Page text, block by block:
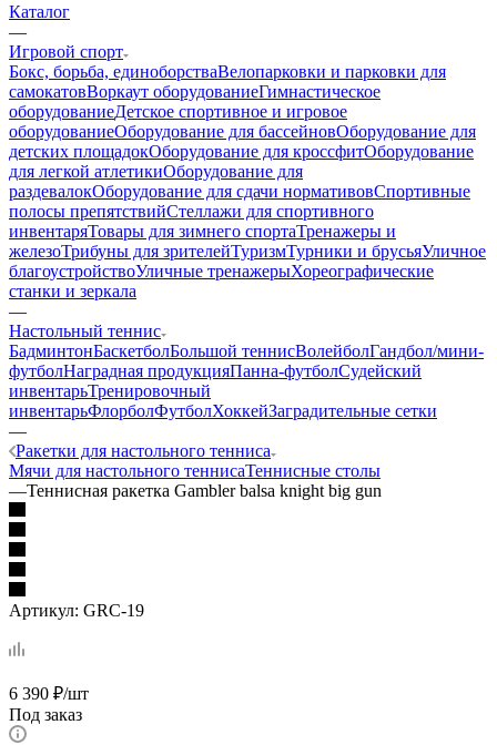
Каталог
—
Игровой спорт
Бокс, борьба, единоборстваВелопарковки и парковки для
самокатовВоркаут оборудованиеГимнастическое
оборудованиеДетское спортивное и игровое
оборудованиеОборудование для бассейновОборудование для
детских площадокОборудование для кроссфитОборудование
для легкой атлетикиОборудование для
раздевалокОборудование для сдачи нормативовСпортивные
полосы препятствийСтеллажи для спортивного
инвентаряТовары для зимнего спортаТренажеры и
железоТрибуны для зрителейТуризмТурники и брусьяУличное
благоустройствоУличные тренажерыХореографические
станки и зеркала
—
Настольный теннис
БадминтонБаскетболБольшой теннисВолейболГандбол/мини-
футболНаградная продукцияПанна-футболСудейский
инвентарьТренировочный
инвентарьФлорболФутболХоккейЗаградительные сетки
—
Ракетки для настольного тенниса
Мячи для настольного теннисаТеннисные столы
—Теннисная ракетка Gambler balsa knight big gun
Артикул: GRC-19
6 390 ₽/шт
Под заказ